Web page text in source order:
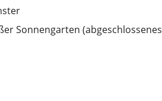
Sonnengarten (abgeschlossenes